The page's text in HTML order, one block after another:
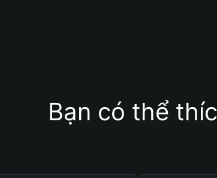
Bạn có thể